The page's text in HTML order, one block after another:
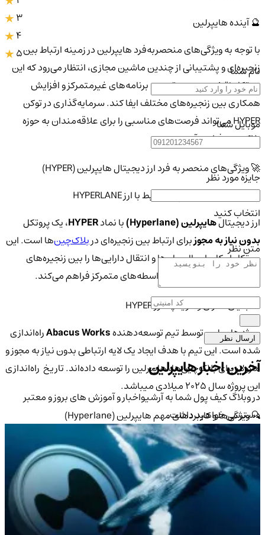
🔮 آینده هایپرلین
با توجه به ویژگی‌های منحصربه‌فرد هایپرلین در زمینه ارتباط بین
زنجیره‌ای و پشتیبانی از چندین ماشین مجازی، انتظار می‌رود که این
پروتکل نقش مهمی در توسعه برنامه‌های غیرمتمرکز و افزایش
همکاری بین زنجیره‌های مختلف ایفا کند. سرمایه‌گذاری در توکن
HYPER می‌تواند فرصت‌های مناسبی را برای علاقه‌مندان به حوزه
بلاک‌چین فراهم آورد.
🚀 ویژگی‌های منحصر به فرد ارز دیجیتال هایپرلین (HYPER)
📘 تعاریف و مفاهیم پایه مرتبط با ارز HYPERLANE
ارز دیجیتالهایپرلین (Hyperlane) با نمادHYPER، یک پروتکل
بدون نیاز به مجوزبرای ارتباط بین زنجیره‌ای دربلاک‌چین‌ها است. این
پروتکل امکان ارسال پیام‌ها و انتقال دارایی‌ها را بین زنجیره‌های
مختلف بدون وابستگی به واسطه‌های متمرکز فراهم می‌کند.
👤 بنیان‌گذاران و تاریخچه ارز HYPER
پروژه هایپرلین توسط تیم توسعه‌دهندهAbacus Worksراه‌اندازی
شده است. این تیم با هدف ایجاد یک لایه ارتباطی بدون نیاز به مجوز و
ماژولار برای بلاک‌چین‌ها، هایپرلین را توسعه داده‌اند. تاریخ راه‌اندازی
این پروژه سال 2025 میلادی میباشد.
🔍 ویژگی‌ها و کاربردهای مهم هایپرلین (Hyperlane)
کاملاً بدون نیاز به مجوز (Permissionless):
یکی از بزرگ‌ترین
مزایای هایپرلین، قابلیت استفاده بدون نیاز به دریافت مجوز
است. هر توسعه‌دهنده‌ای می‌تواند به راحتی این پروتکل را در
زنجیره‌های مختلف راه‌اندازی کرده و اپلیکیشن‌های غیرمتمرکز
بین زنجیره‌ای (Cross-chain DApps) طراحی کند. این ویژگی
3
4
5
نام شما
موبایل شما
جایزه مورد نظر
انتخاب کنید
متن نظر
ارسال نظر
آخرین اخبار هایپرلین
در وبلاگ کیف پول شما به آرشیواخبار و آموزش های بروز و معتبر
دسترسی خواهید داشت.